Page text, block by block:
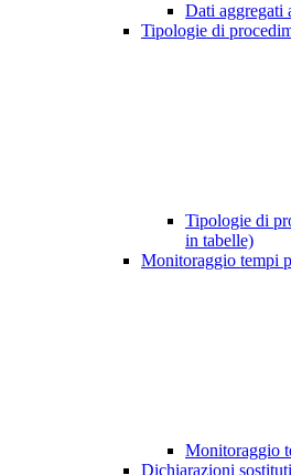
Dati aggregati
Tipologie di
Tipologie di
in tabelle)
Monitoraggio tempi
Monitoraggio
Dichiarazioni